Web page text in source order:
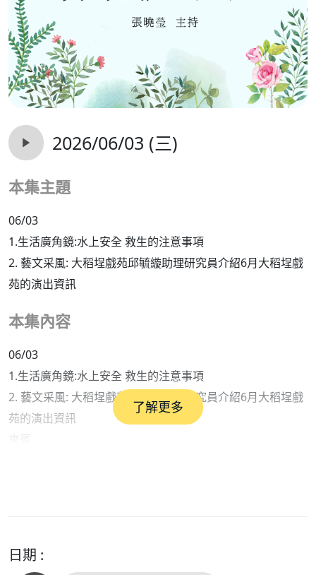
2026/06/03 (三)
本集主題
06/03
1.生活廣角鏡:水上安全 救生的注意事項
2. 藝文采風: 大稻埕戲苑邱毓縼助理研究員介紹6月大稻埕戲
苑的演出資訊
本集內容
06/03
1.生活廣角鏡:水上安全 救生的注意事項
2. 藝文采風: 大稻埕戲苑邱毓縼助理研究員介紹6月大稻埕戲
苑的演出資訊
來賓
了解更多
日期 :